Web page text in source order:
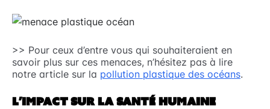
>> Pour ceux d’entre vous qui souhaiteraient en
savoir plus sur ces menaces, n’hésitez pas à lire
notre article sur la pollution plastique des océans.
L’IMPACT SUR LA SANTÉ HUMAINE